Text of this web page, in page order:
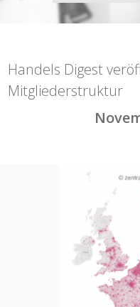
Handels Digest
Mitgliederstruktur